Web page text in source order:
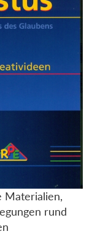
Materialien,
rund